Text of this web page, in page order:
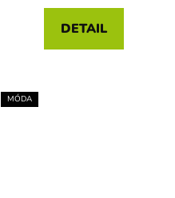
DETAIL
MÓDA